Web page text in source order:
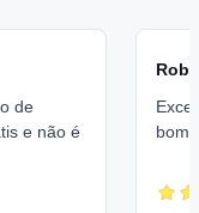
de
e não é
bom